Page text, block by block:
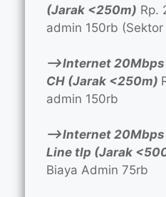
(Jarak <250m) Rp.
admin 150rb (Sektor
—>Internet 20Mbps
CH (Jarak <250m)
admin 150rb
—>Internet 20Mbps
Line tlp (Jarak
Biaya Admin 75rb